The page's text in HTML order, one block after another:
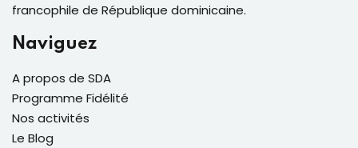
francophile de République dominicaine.
Naviguez
A propos de SDA
Programme Fidélité
Nos activités
Le Blog